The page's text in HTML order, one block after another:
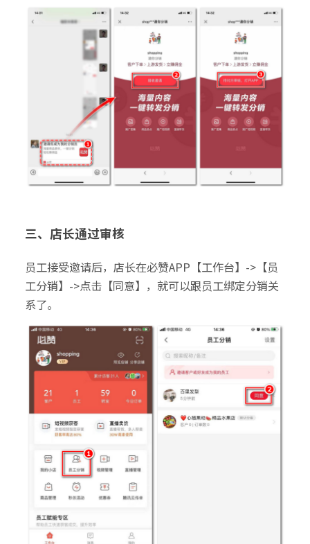
三、店长通过审核
员工接受邀请后，店长在必赞APP【工作台】->【员
工分销】->点击【同意】，就可以跟员工绑定分销关
系了。